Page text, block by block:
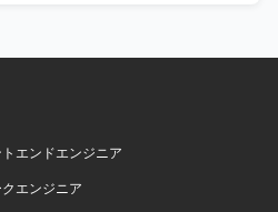
CI/CDはGitHub Actions等を用
します。 ソースコード管理に
推進していただける方を歓迎
いてコミュニケーションを取
の立ち上げから携わることが
エンドエンジニア
エンジニア